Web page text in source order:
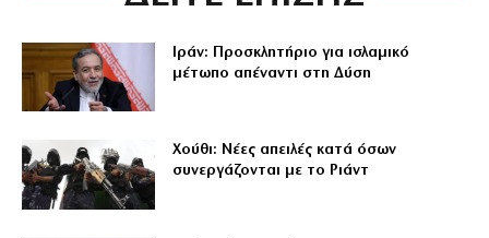
Ιράν: Προσκλητήριο για ισλαμικό
μέτωπο απέναντι στη Δύση
Χούθι: Νέες απειλές κατά όσων
συνεργάζονται με το Ριάντ